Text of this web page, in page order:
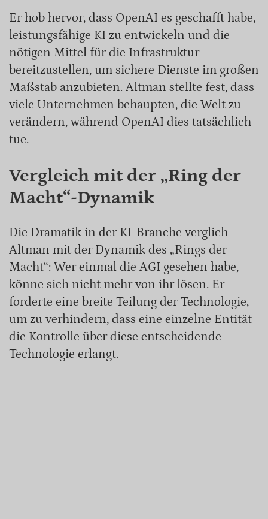
Er hob hervor, dass OpenAI es geschafft habe,
leistungsfähige KI zu entwickeln und die
nötigen Mittel für die Infrastruktur
bereitzustellen, um sichere Dienste im großen
Maßstab anzubieten. Altman stellte fest, dass
viele Unternehmen behaupten, die Welt zu
verändern, während OpenAI dies tatsächlich
tue.
Vergleich mit der „Ring der
Macht“-Dynamik
Die Dramatik in der KI-Branche verglich
Altman mit der Dynamik des „Rings der
Macht“: Wer einmal die AGI gesehen habe,
könne sich nicht mehr von ihr lösen. Er
forderte eine breite Teilung der Technologie,
um zu verhindern, dass eine einzelne Entität
die Kontrolle über diese entscheidende
Technologie erlangt.